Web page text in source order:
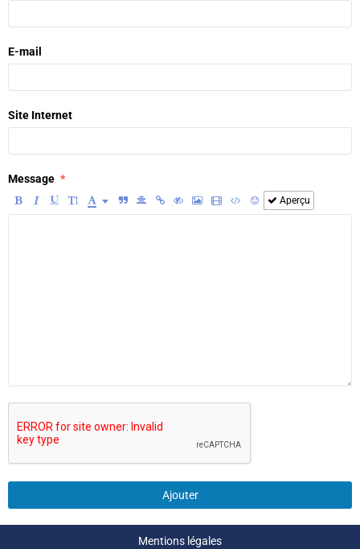
E-mail
Site Internet
Message
Aperçu
Ajouter
Mentions légales